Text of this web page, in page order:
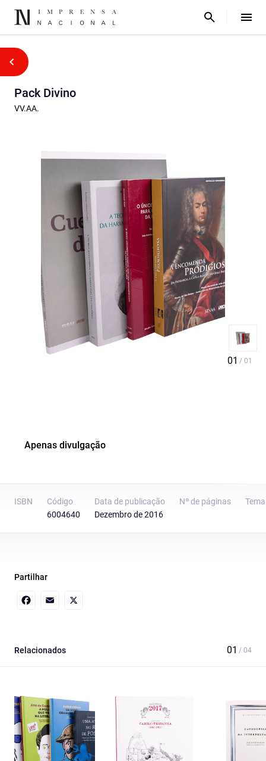
Pack Divino
VV.AA.
Apenas divulgação
ISBN
Código
6004640
Data de publicação
Dezembro de 2016
Nº de páginas Tema
Partilhar
Relacionados